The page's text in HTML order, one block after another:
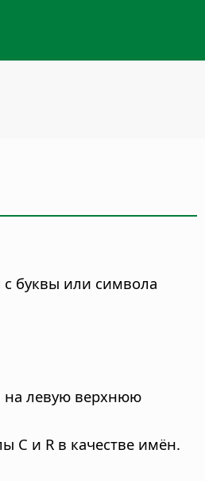
буквы или символа
на левую верхнюю
C и R в качестве имён.